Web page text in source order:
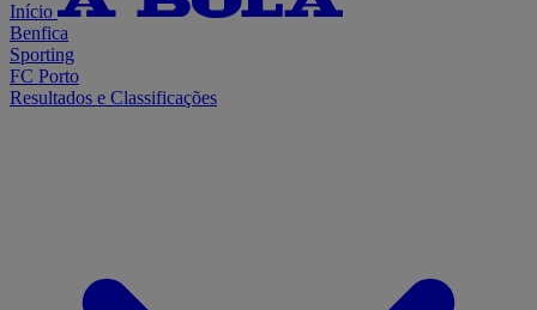
Início
Benfica
Sporting
FC Porto
Resultados e Classificações